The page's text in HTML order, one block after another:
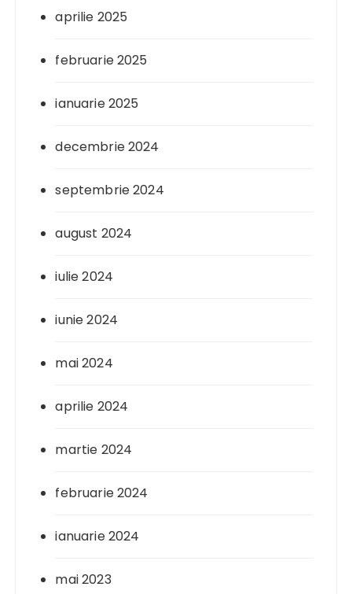
aprilie 2025
februarie 2025
ianuarie 2025
decembrie 2024
septembrie 2024
august 2024
iulie 2024
iunie 2024
mai 2024
aprilie 2024
martie 2024
februarie 2024
ianuarie 2024
mai 2023